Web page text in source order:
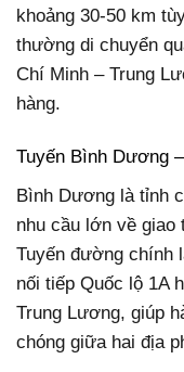
khoảng 30-50 km
thường di chuyển
Chí Minh – Trung
hàng.
Tuyến Bình Dương
Bình Dương là tỉnh
nhu cầu lớn về giao
Tuyến đường chính
nối tiếp Quốc lộ 1A
Trung Lương, giúp
chóng giữa hai địa